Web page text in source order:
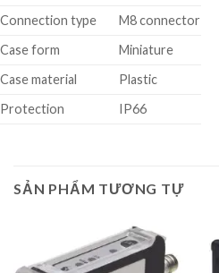
Connection type
M8 connector
Case form
Miniature
Case material
Plastic
Protection
IP66
SẢN PHẨM TƯƠNG TỰ